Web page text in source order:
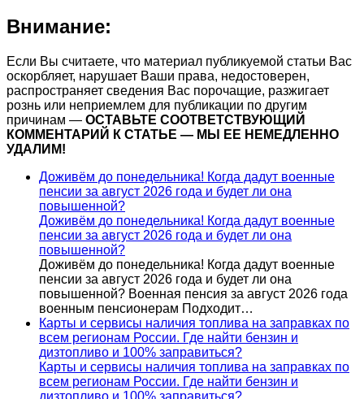
Внимание:
Если Вы считаете, что материал публикуемой статьи Вас
оскорбляет, нарушает Ваши права, недостоверен,
распространяет сведения Вас порочащие, разжигает
рознь или неприемлем для публикации по другим
причинам — ОСТАВЬТЕ СООТВЕТСТВУЮЩИЙ
КОММЕНТАРИЙ К СТАТЬЕ — МЫ ЕЕ НЕМЕДЛЕННО
УДАЛИМ!
Доживём до понедельника! Когда дадут военные
пенсии за август 2026 года и будет ли она
повышенной?
Доживём до понедельника! Когда дадут военные
пенсии за август 2026 года и будет ли она
повышенной?
Доживём до понедельника! Когда дадут военные
пенсии за август 2026 года и будет ли она
повышенной? Военная пенсия за август 2026 года
военным пенсионерам Подходит…
Карты и сервисы наличия топлива на заправках по
всем регионам России. Где найти бензин и
дизтопливо и 100% заправиться?
Карты и сервисы наличия топлива на заправках по
всем регионам России. Где найти бензин и
дизтопливо и 100% заправиться?